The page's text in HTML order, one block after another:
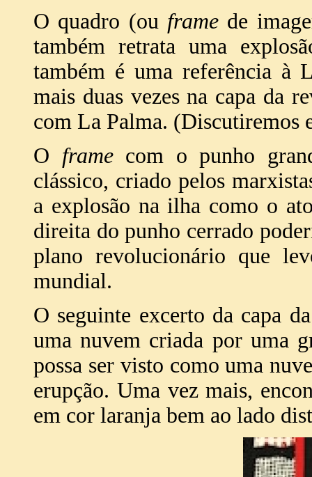
O quadro (ou framede
também retrata uma
também é uma referência à
mais duas vezes na capa da
com La Palma. (Discutiremos
O framecom o punho
clássico, criado pelos
a explosão na ilha como o
direita do punho cerrado
plano revolucionário que
mundial.
O seguinte excerto da capa
uma nuvem criada por uma
possa ser visto como uma
erupção. Uma vez mais,
em cor laranja bem ao lado